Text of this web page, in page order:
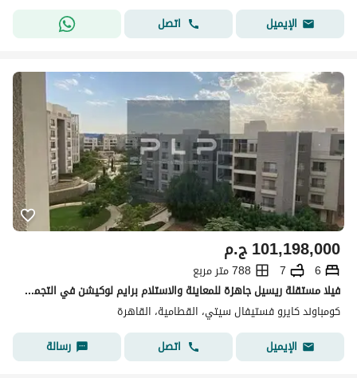
الإيميل
اتصل
ج.م101,198,000
6
7
788 متر مربع
فيلا مستقلة ريسيل جاهزة للمعاينة والاستلام برايم لوكيشن في التجمع الخامس في كمبوند كايرو فيستيفال سيتي
كومباوند كايرو فستيفال سيتي، القطامية، القاهرة
الإيميل
اتصل رسالة